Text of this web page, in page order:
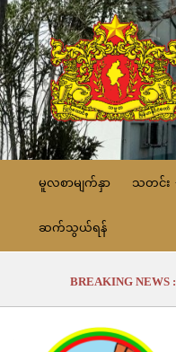
မူလစာမျက်နှာ သတင်း
ဆက်သွယ်ရန်
BREAKING NEWS :